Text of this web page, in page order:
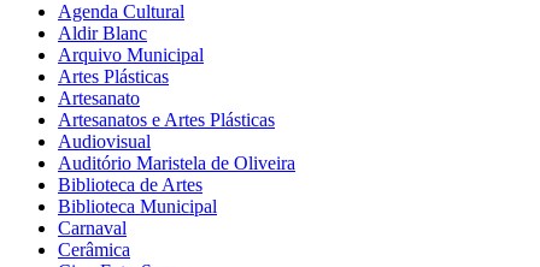
Agenda Cultural
Aldir Blanc
Arquivo Municipal
Artes Plásticas
Artesanato
Artesanatos e Artes Plásticas
Audiovisual
Auditório Maristela de Oliveira
Biblioteca de Artes
Biblioteca Municipal
Carnaval
Cerâmica